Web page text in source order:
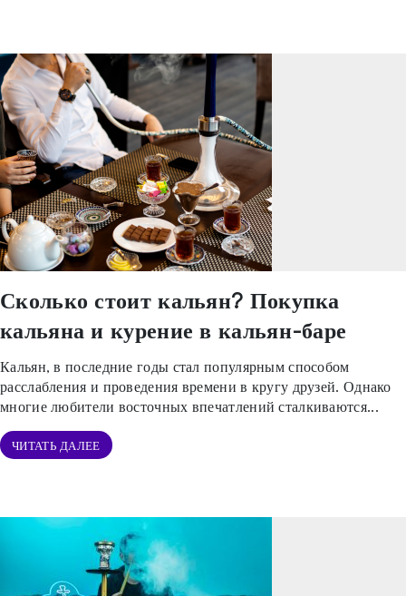
Сколько стоит кальян? Покупка
кальяна и курение в кальян-баре
Кальян, в последние годы стал популярным способом
расслабления и проведения времени в кругу друзей. Однако
многие любители восточных впечатлений сталкиваются...
ЧИТАТЬ ДАЛЕЕ